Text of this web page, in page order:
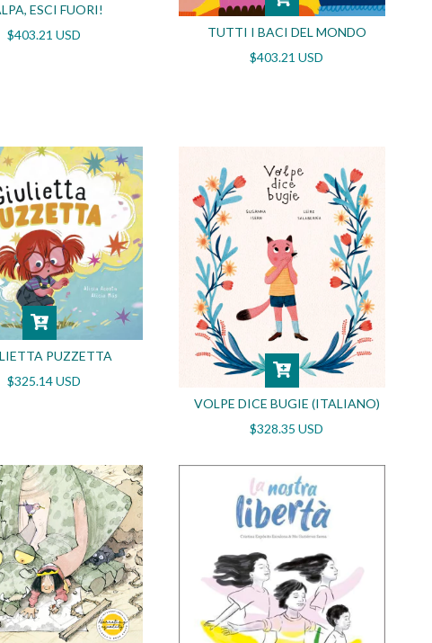
ESCI FUORI!
$403.21 USD
TUTTI I BACI DEL MONDO
$403.21 USD
PUZZETTA
$325.14 USD
VOLPE DICE BUGIE (ITALIANO)
$328.35 USD